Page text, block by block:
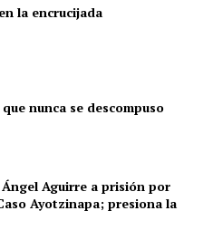
la encrucijada
nunca se descompuso
Aguirre a prisión por
Ayotzinapa; presiona la